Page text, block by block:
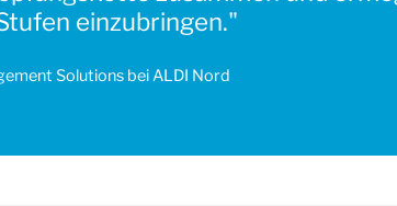
einzubringen."
Solutions bei ALDI Nord